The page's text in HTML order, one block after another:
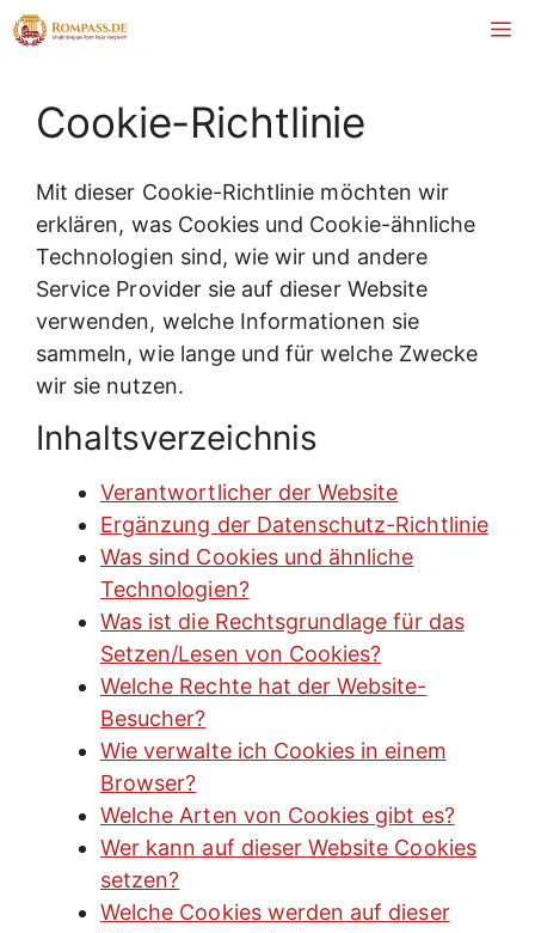
Zum
Inhalt
Cookie-Richtlinie
Mit dieser Cookie-Richtlinie möchten wir
erklären, was Cookies und Cookie-ähnliche
Technologien sind, wie wir und andere
Service Provider sie auf dieser Website
verwenden, welche Informationen sie
sammeln, wie lange und für welche Zwecke
wir sie nutzen.
Inhaltsverzeichnis
Verantwortlicher der Website
Ergänzung der Datenschutz-Richtlinie
Was sind Cookies und ähnliche
Technologien?
Was ist die Rechtsgrundlage für das
Setzen/Lesen von Cookies?
Welche Rechte hat der Website-
Besucher?
Wie verwalte ich Cookies in einem
Browser?
Welche Arten von Cookies gibt es?
Wer kann auf dieser Website Cookies
setzen?
Welche Cookies werden auf dieser